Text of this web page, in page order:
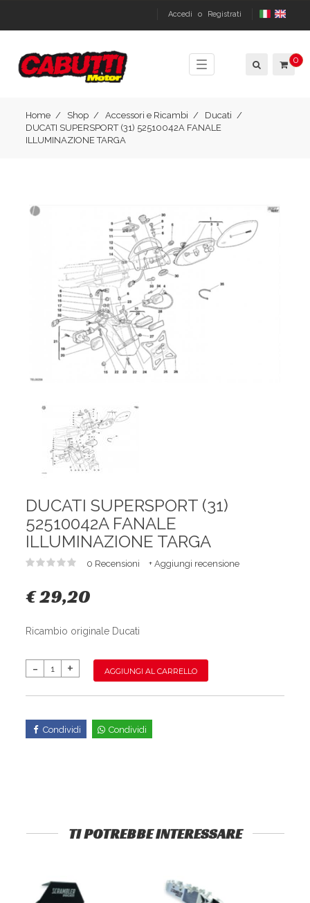
Accedi o Registrati
Toggle
navigation
0
Home Shop Accessori e Ricambi
Ducati
DUCATI SUPERSPORT (31) 52510042A FANALE
ILLUMINAZIONE TARGA
DUCATI SUPERSPORT (31)
52510042A FANALE
ILLUMINAZIONE TARGA
0 Recensioni + Aggiungi recensione
€ 29,20
Ricambio originale Ducati
AGGIUNGI AL CARRELLO
Condividi Condividi
TI POTREBBE INTERESSARE